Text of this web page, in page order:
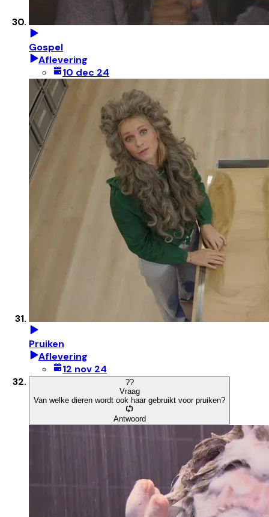
Gospel
Aflevering
10 dec 24
Pruiken
Aflevering
12 nov 24
??
Vraag
Van welke dieren wordt ook haar gebruikt voor pruiken?
Antwoord